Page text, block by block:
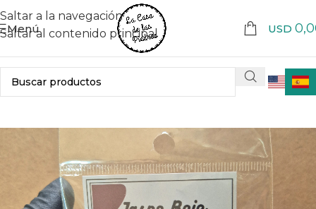
Saltar a la navegación
Saltar al contenido principal
Menú USD